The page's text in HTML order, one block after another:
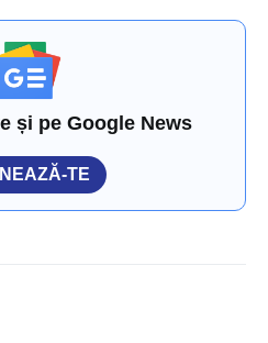
și pe Google News
TE